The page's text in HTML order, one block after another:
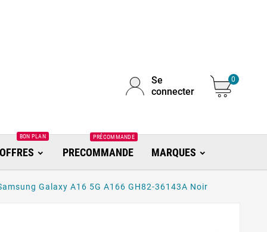
Se
connecter
0
OFFRES
BON PLAN
PRECOMMANDE
PRÉCOMMANDE
MARQUES
Galaxy A16 5G A166 GH82-36143A Noir